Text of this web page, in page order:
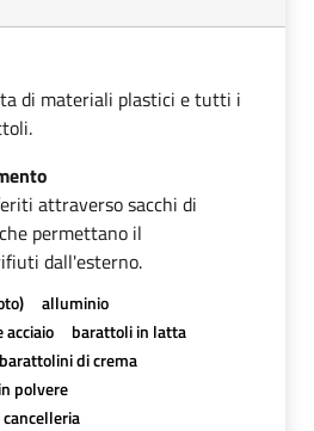
di materiali plastici e tutti i
attraverso sacchi di
permettano il
dall'esterno.
alluminio
barattoli in latta
barattolini di crema
polvere